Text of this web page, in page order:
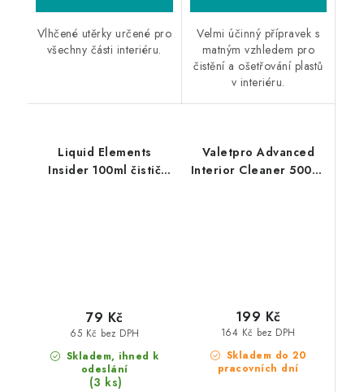
Vlhčené utěrky určené pro
všechny části interiéru.
Velmi účinný přípravek s
matným vzhledem pro
čistění a ošetřování plastů
v interiéru.
Liquid Elements
Insider 100ml čistič
Skladem, ihned k
odeslání
(3 ks)
65 Kč bez DPH
79 Kč
Valetpro Advanced
Interior Cleaner 500ml
Skladem do 20
pracovních dní
164 Kč bez DPH
199 Kč